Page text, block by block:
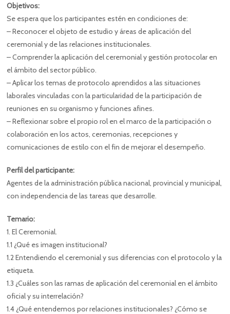
Objetivos:
Se espera que los participantes estén en condiciones de:
– Reconocer el objeto de estudio y áreas de aplicación del
ceremonial y de las relaciones institucionales.
– Comprender la aplicación del ceremonial y gestión protocolar en
el ámbito del sector público.
– Aplicar los temas de protocolo aprendidos a las situaciones
laborales vinculadas con la particularidad de la participación de
reuniones en su organismo y funciones afines.
– Reflexionar sobre el propio rol en el marco de la participación o
colaboración en los actos, ceremonias, recepciones y
comunicaciones de estilo con el fin de mejorar el desempeño.
Perfil del participante:
Agentes de la administración pública nacional, provincial y municipal,
con independencia de las tareas que desarrolle.
Temario:
1. El Ceremonial.
1.1 ¿Qué es imagen institucional?
1.2 Entendiendo el ceremonial y sus diferencias con el protocolo y la
etiqueta.
1.3 ¿Cuáles son las ramas de aplicación del ceremonial en el ámbito
oficial y su interrelación?
1.4 ¿Qué entendemos por relaciones institucionales? ¿Cómo se